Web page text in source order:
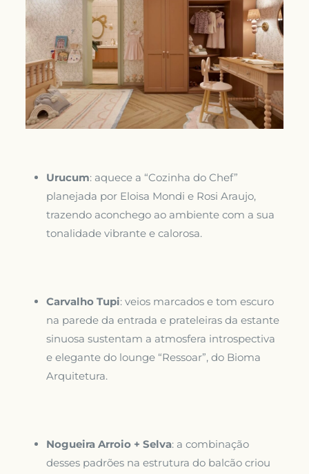
Urucum: aquece a “Cozinha do Chef”
planejada por Eloisa Mondi e Rosi Araujo,
trazendo aconchego ao ambiente com a sua
tonalidade vibrante e calorosa.
Carvalho Tupi: veios marcados e tom escuro
na parede da entrada e prateleiras da estante
sinuosa sustentam a atmosfera introspectiva
e elegante do lounge “Ressoar”, do Bioma
Arquitetura.
Nogueira Arroio + Selva: a combinação
desses padrões na estrutura do balcão criou